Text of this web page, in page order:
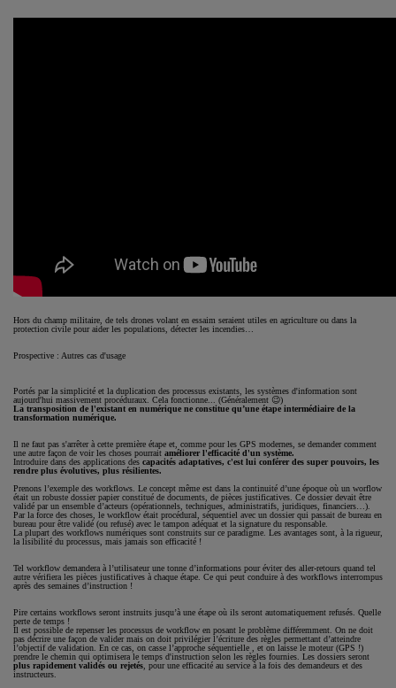
Hors du champ militaire, de tels drones volant en essaim seraient utiles en agriculture ou dans la
protection civile pour aider les populations, détecter les incendies…
Prospective : Autres cas d'usage
Portés par la simplicité et la duplication des processus existants, les systèmes d'information sont
aujourd'hui massivement procéduraux. Cela fonctionne... (Généralement 😉)
La transposition de l'existant en numérique ne constitue qu’une étape intermédiaire de la
transformation numérique.
Il ne faut pas s'arrêter à cette première étape et, comme pour les GPS modernes, se demander comment
une autre façon de voir les choses pourrait améliorer l'efficacité d'un système.
Introduire dans des applications des capacités adaptatives, c'est lui conférer des super pouvoirs, les
rendre plus évolutives, plus résilientes.
Prenons l’exemple des workflows. Le concept même est dans la continuité d’une époque où un worflow
était un robuste dossier papier constitué de documents, de pièces justificatives. Ce dossier devait être
validé par un ensemble d’acteurs (opérationnels, techniques, administratifs, juridiques, financiers…).
Par la force des choses, le workflow était procédural, séquentiel avec un dossier qui passait de bureau en
bureau pour être validé (ou refusé) avec le tampon adéquat et la signature du responsable.
La plupart des workflows numériques sont construits sur ce paradigme. Les avantages sont, à la rigueur,
la lisibilité du processus, mais jamais son efficacité !
Tel workflow demandera à l’utilisateur une tonne d’informations pour éviter des aller-retours quand tel
autre vérifiera les pièces justificatives à chaque étape. Ce qui peut conduire à des workflows interrompus
après des semaines d’instruction !
Pire certains workflows seront instruits jusqu’à une étape où ils seront automatiquement refusés. Quelle
perte de temps !
Il est possible de repenser les processus de workflow en posant le problème différemment. On ne doit
pas décrire une façon de valider mais on doit privilégier l’écriture des règles permettant d’atteindre
l’objectif de validation. En ce cas, on casse l’approche séquentielle , et on laisse le moteur (GPS !)
prendre le chemin qui optimisera le temps d'instruction selon les règles fournies. Les dossiers seront
plus rapidement validés ou rejetés, pour une efficacité au service à la fois des demandeurs et des
instructeurs.